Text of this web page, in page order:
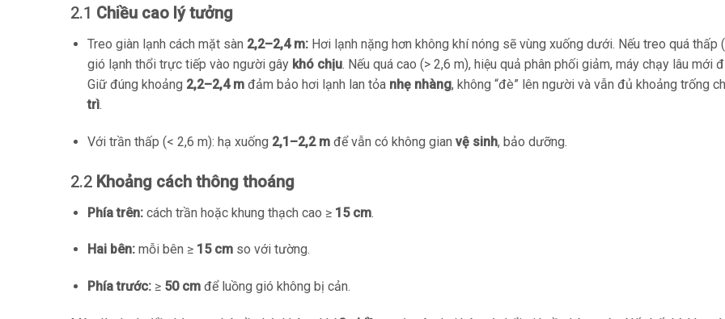
2.1 Chiều cao lý tưởng
Treo giàn lạnh cách mặt sàn 2,2–2,4 m:Hơi lạnh nặng hơn không khí nóng sẽ vùng xuống dưới. Nếu treo quá thấp
gió lạnh thổi trực tiếp vào người gây khó chịu. Nếu quá cao (> 2,6 m), hiệu quả phân phối giảm, máy chạy lâu mới
Giữ đúng khoảng 2,2–2,4 mđảm bảo hơi lạnh lan tỏa nhẹ nhàng, không “đè” lên người và vẫn đủ khoảng trống
trì.
Với trần thấp (< 2,6 m): hạ xuống 2,1–2,2 mđể vẫn có không gian vệ sinh, bảo dưỡng.
2.2 Khoảng cách thông thoáng
Phía trên:cách trần hoặc khung thạch cao ≥ 15 cm.
Hai bên:mỗi bên ≥ 15 cmso với tường.
Phía trước:≥ 50 cmđể luồng gió không bị cản.